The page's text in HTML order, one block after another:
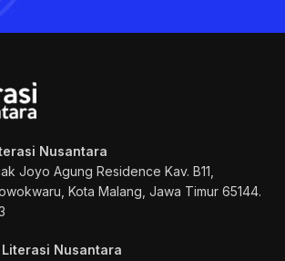
Nusantara
Joyo Agung Residence Kav. B11,
Kota Malang, Jawa Timur 65144.
Nusantara